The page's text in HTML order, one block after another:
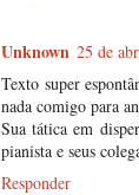
Unknown 25 de
Texto super
nada comigo para
Sua tática em
pianista e seus
Responder